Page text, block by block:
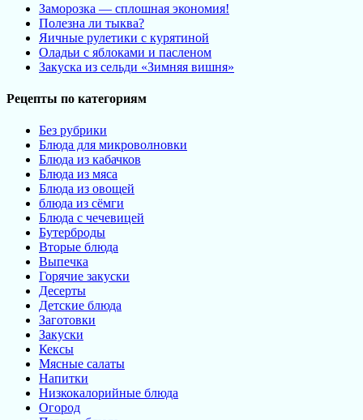
Заморозка — сплошная экономия!
Полезна ли тыква?
Яичные рулетики с курятиной
Оладьи с яблоками и пасленом
Закуска из сельди «Зимняя вишня»
Рецепты по категориям
Без рубрики
Блюда для микроволновки
Блюда из кабачков
Блюда из мяса
Блюда из овощей
блюда из сёмги
Блюда с чечевицей
Бутерброды
Вторые блюда
Выпечка
Горячие закуски
Десерты
Детские блюда
Заготовки
Закуски
Кексы
Мясные салаты
Напитки
Низкокалорийные блюда
Огород